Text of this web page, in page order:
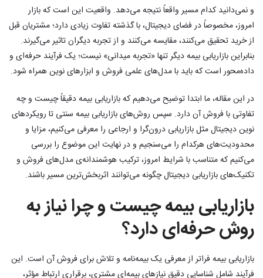
و نمی‌دانید کدام مسیر واقعاً نتیجه می‌دهد. واقعیت این است که بازار
امروز، مخصوصاً در فضای دیجیتال، با گذشته تفاوت زیادی دارد؛ مشتریان قبل
از خرید تحقیق می‌کنند، مقایسه می‌کنند و از تجربه دیگران تاثیر می‌گیرند.
بنابراین بازاریابی بیمه دیگر تنها «تجربه میدانی» نیست؛ یک فرآیند حرفه‌ای و
داده‌محور است که باید با مدل‌های علمی فروش و ابزارهای نوین همراه شود.
در این مقاله، ما ابتدا توضیح می‌دهیم که بازاریابی بیمه دقیقاً چیست و چه
تفاوتی با فروش آن دارد. سپس روش‌های بازاریابی بیمه سنتی تا رویکردهای
نوین دیجیتال مثل بازاریابی درون‌گرا و ارجاعی را معرفی می‌کنیم، مزایا و
محدودیت‌های هرکدام را می‌سنجیم و در نهایت این موضوع را بررسی
می‌کنیم که متناسب با شرایط امروز، ترکیب هوشمندانه‌ی مدل‌های فروش و
تکنیک‌های بازاریابی دیجیتال چگونه می‌توانند اثربخش‌ترین مسیر باشند.
بازاریابی بیمه چیست و چرا نیاز به
روش حرفه‌ای دارد؟
بازاریابی بیمه فراتر از معرفی یک بیمه‌نامه و تلاش برای فروش آن است. این
فرآیند شامل شناسایی دقیق نیازهای بیمه‌ای مشتری، برقراری ارتباط مؤثر،